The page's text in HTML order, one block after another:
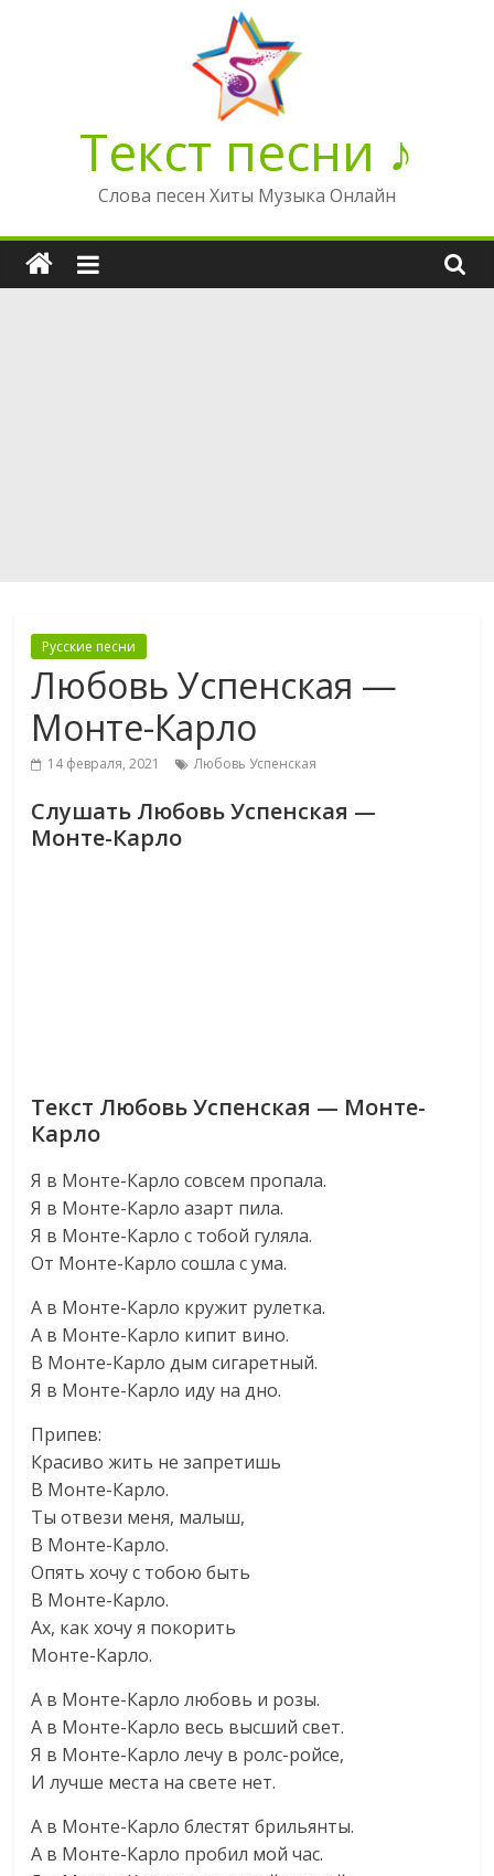
Текст песни ♪
Слова песен Хиты Музыка Онлайн
Русские песни
Любовь Успенская —
Монте-Карло
14 февраля, 2021 Любовь Успенская
Слушать Любовь Успенская —
Монте-Карло
Текст Любовь Успенская — Монте-
Карло
Я в Монте-Карло совсем пропала.
Я в Монте-Карло азарт пила.
Я в Монте-Карло с тобой гуляла.
От Монте-Карло сошла с ума.
А в Монте-Карло кружит рулетка.
А в Монте-Карло кипит вино.
В Монте-Карло дым сигаретный.
Я в Монте-Карло иду на дно.
Припев:
Красиво жить не запретишь
В Монте-Карло.
Ты отвези меня, малыш,
В Монте-Карло.
Опять хочу с тобою быть
В Монте-Карло.
Ах, как хочу я покорить
Монте-Карло.
А в Монте-Карло любовь и розы.
А в Монте-Карло весь высший свет.
Я в Монте-Карло лечу в ролс-ройсе,
И лучше места на свете нет.
А в Монте-Карло блестят брильянты.
А в Монте-Карло пробил мой час.